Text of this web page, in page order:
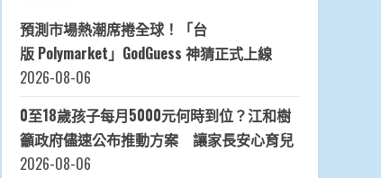
預測市場熱潮席捲全球！「台
版 Polymarket」GodGuess 神猜正式上線
2026-08-06
0至18歲孩子每月5000元何時到位？江和樹
籲政府儘速公布推動方案 讓家長安心育兒
2026-08-06